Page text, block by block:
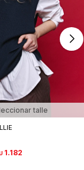
talle
1.182